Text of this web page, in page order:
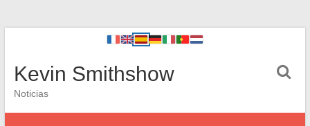
Kevin Smithshow
Noticias